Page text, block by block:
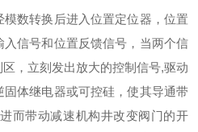
数转换后进入位置定位器，位置
信号和位置反馈信号，当两个信
，立刻发出放大的控制信号,驱动
体继电器或可控硅，使其导通带
而带动减速机构井改变阀门的开